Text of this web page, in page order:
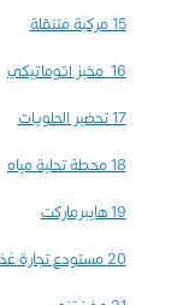
15 مركبة متنقلة
16 مخبز اتوماتيكي
17 تحضير الحلويات
18 محطة تحلية مياه​
19 هايبرماركت
20 مستودع تجارة غذاء